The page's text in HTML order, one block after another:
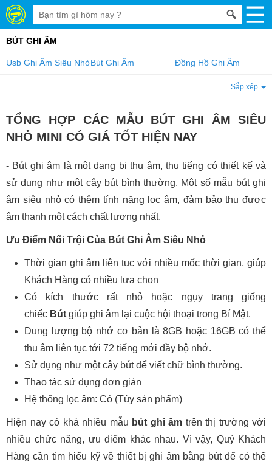
BÚT GHI ÂM
Usb Ghi Âm Siêu NhỏBút Ghi Âm Đồng Hồ Ghi Âm
Sắp xếp
TỔNG HỢP CÁC MẪU BÚT GHI ÂM SIÊU
NHỎ MINI CÓ GIÁ TỐT HIỆN NAY
- Bút ghi âm là một dạng bị thu âm, thu tiếng có thiết kế và
sử dụng như một cây bút bình thường. Một số mẫu bút ghi
âm siêu nhỏ có thêm tính năng lọc âm, đảm bảo thu được
âm thanh một cách chất lượng nhất.
Ưu Điểm Nổi Trội Của Bút Ghi Âm Siêu Nhỏ
Thời gian ghi âm liên tục với nhiều mốc thời gian, giúp
Khách Hàng có nhiều lựa chọn
Có kích thước rất nhỏ hoặc ngụy trang giống
chiếc Bút giúp ghi âm lại cuộc hội thoại trong Bí Mật.
Dung lượng bộ nhớ cơ bản là 8GB hoặc 16GB có thể
thu âm liên tục tới 72 tiếng mới đầy bộ nhớ.
Sử dụng như một cây bút để viết chữ bình thường.
Thao tác sử dụng đơn giản
Hệ thống lọc âm: Có (Tùy sản phẩm)
Hiện nay có khá nhiều mẫu bút ghi âm trên thị trường với
nhiều chức năng, ưu điểm khác nhau. Vì vậy, Quý Khách
Hàng cần tìm hiểu kỹ về thiết bị ghi âm bằng bút để có thể